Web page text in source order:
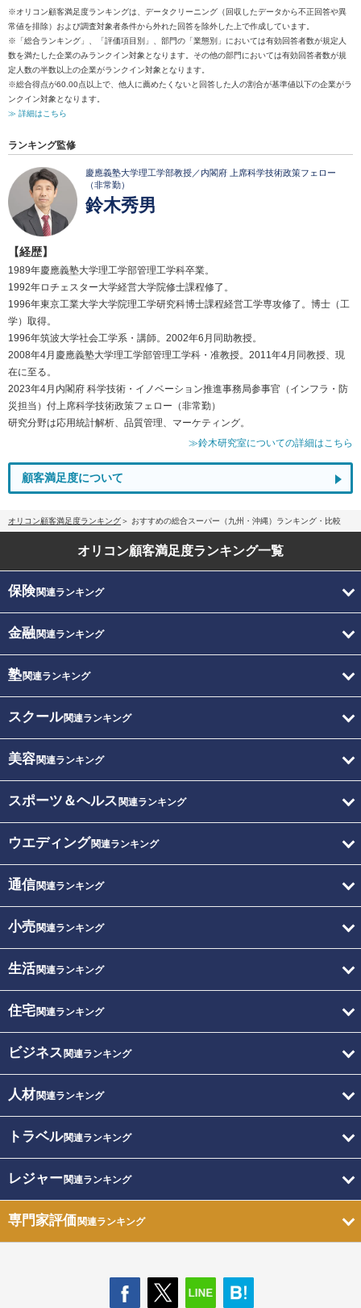
※オリコン顧客満足度ランキングは、データクリーニング（回収したデータから不正回答や異
常値を排除）および調査対象者条件から外れた回答を除外した上で作成しています。
※「総合ランキング」、「評価項目別」、部門の「業態別」においては有効回答者数が規定人
数を満たした企業のみランクイン対象となります。その他の部門においては有効回答者数が規
定人数の半数以上の企業がランクイン対象となります。
※総合得点が60.00点以上で、他人に薦めたくないと回答した人の割合が基準値以下の企業がラ
ンクイン対象となります。
≫ 詳細はこちら
ランキング監修
慶應義塾大学理工学部教授／内閣府 上席科学技術政策フェロー
（非常勤）
鈴木秀男
【経歴】
1989年慶應義塾大学理工学部管理工学科卒業。
1992年ロチェスター大学経営大学院修士課程修了。
1996年東京工業大学大学院理工学研究科博士課程経営工学専攻修了。博士（工
学）取得。
1996年筑波大学社会工学系・講師。2002年6月同助教授。
2008年4月慶應義塾大学理工学部管理工学科・准教授。2011年4月同教授、現
在に至る。
2023年4月内閣府 科学技術・イノベーション推進事務局参事官（インフラ・防
災担当）付上席科学技術政策フェロー（非常勤）
研究分野は応用統計解析、品質管理、マーケティング。
≫鈴木研究室についての詳細はこちら
顧客満足度について
オリコン顧客満足度ランキング おすすめの総合スーパー（九州・沖縄）ランキング・比較
オリコン顧客満足度ランキング一覧
保険関連ランキング
金融関連ランキング
塾関連ランキング
スクール関連ランキング
美容関連ランキング
スポーツ＆ヘルス 関連ランキング
ウエディング関連ランキング
通信関連ランキング
小売関連ランキング
生活関連ランキング
住宅関連ランキング
ビジネス 関連ランキング
人材関連ランキング
トラベル関連ランキング
レジャー関連ランキング
専門家評価関連ランキング